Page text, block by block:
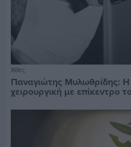
Χθες
Παναγιώτης Μυλωθρίδης: Η
χειρουργική με επίκεντρο